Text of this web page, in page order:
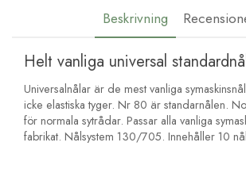
Beskrivning
Helt vanliga universal
Universalnålar är de mest vanliga
icke elastiska tyger. Nr 80 är standarnålen.
för normala sytrådar. Passar alla vanliga
fabrikat. Nålsystem 130/705. Innehåller 10